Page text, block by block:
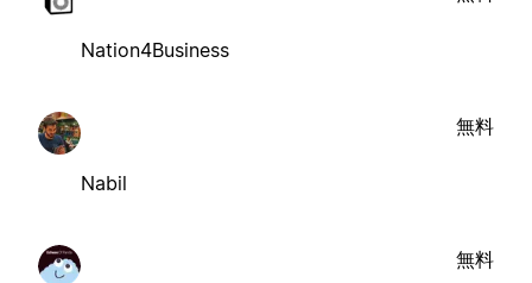
Nation4Business
Nabil
無料
無料